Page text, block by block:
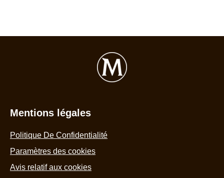
sur
à
partir
de
notes.
Mentions légales
Politique De Confidentialité
Paramètres des cookies
Avis relatif aux cookies